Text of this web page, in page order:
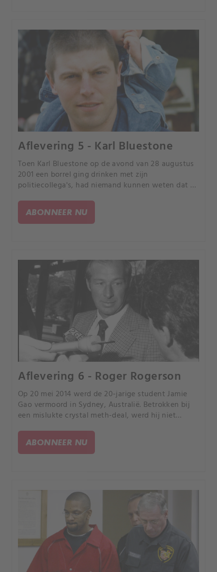
Aflevering 5 - Karl Bluestone
Toen Karl Bluestone op de avond van 28 augustus
2001 een borrel ging drinken met zijn
politiecollega's, had niemand kunnen weten dat hij
zouden overlijden.
ABONNEER NU
Aflevering 6 - Roger Rogerson
Op 20 mei 2014 werd de 20-jarige student Jamie
Gao vermoord in Sydney, Australië. Betrokken bij
een mislukte crystal meth-deal, werd hij niet
drugsdealers, maar door een paar corrupte ex-
agenten.
ABONNEER NU